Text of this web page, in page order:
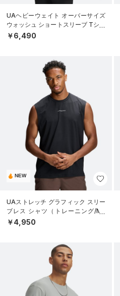
UAヘビーウェイト オーバーサイズ
ウォッシュ ショートスリーブ Tシャ
ツ（ライフスタイル/MEN）
￥6,490
NEW
UAストレッチ グラフィック スリー
ブレス シャツ（トレーニング/ME
N）
￥4,950